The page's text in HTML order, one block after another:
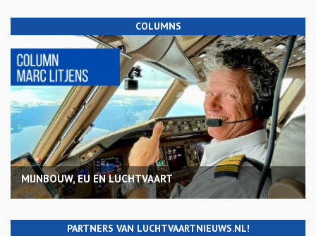
COLUMNS
MIJNBOUW, EU EN LUCHTVAART
PARTNERS VAN LUCHTVAARTNIEUWS.NL!